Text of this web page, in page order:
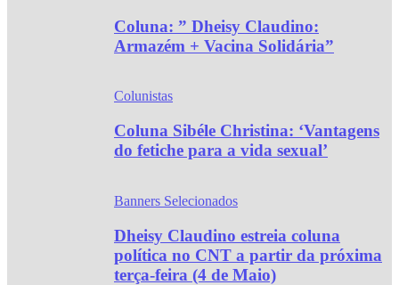
Coluna: ” Dheisy Claudino:
Armazém + Vacina Solidária”
Colunistas
Coluna Sibéle Christina: ‘Vantagens
do fetiche para a vida sexual’
Banners Selecionados
Dheisy Claudino estreia coluna
política no CNT a partir da próxima
terça-feira (4 de Maio)